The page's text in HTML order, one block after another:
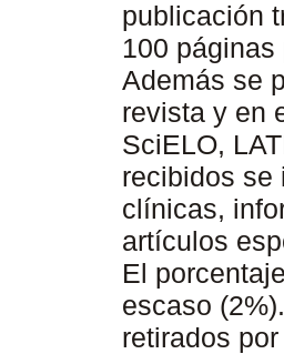
publicación
100
Además se
revista y en
SciELO,
recibidos se
clínicas,
artículos
El
escaso
retirados